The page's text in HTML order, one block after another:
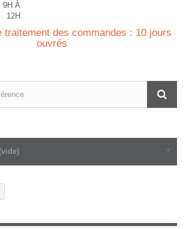
9H À
12H
traitement des commandes : 10 jours
ouvrés